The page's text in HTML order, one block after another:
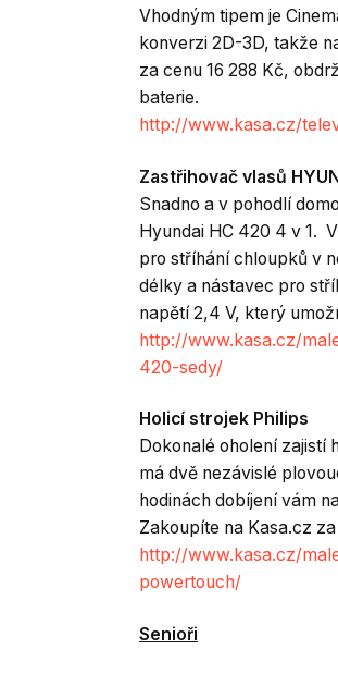
Vhodným tipem je
konverzi 2D-3D, takže
za cenu 16 288 Kč,
baterie.
http://www.kasa.cz/
Zastřihovač vlasů
Snadno a v pohodlí
Hyundai HC 420 4 v 1.
pro stříhání chloupků v
délky a nástavec pro
napětí 2,4 V, který
http://www.kasa.cz/
420-sedy/
Holicí strojek Philips
Dokonalé oholení zajistí
má dvě nezávislé
hodinách dobíjení vám
Zakoupíte na Kasa.cz
http://www.kasa.cz/
powertouch/
Senioři